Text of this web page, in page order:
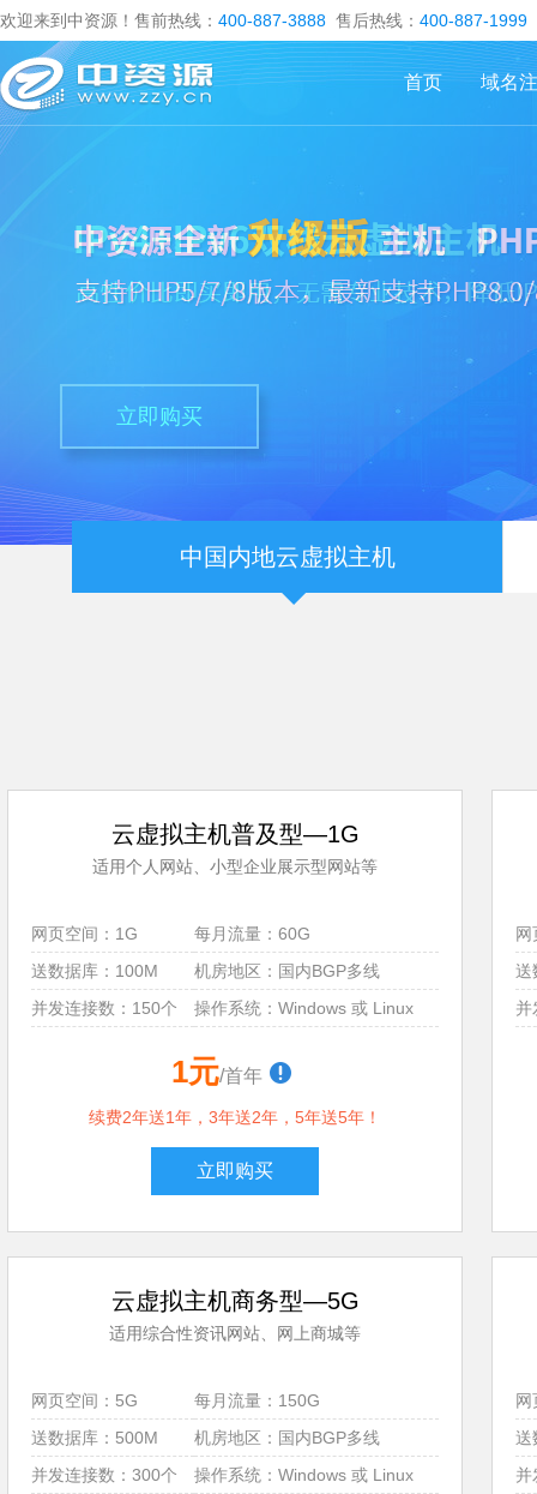
欢迎来到中资源！售前热线： 400-887-3888 售后热线： 400-887-1999
域名
首页
立即购买
中国内地云虚拟主机
云虚拟主机普及型—1G
适用个人网站、小型企业展示型网站等
网页空间：1G
每月流量：60G
送数据库：100M
机房地区：国内BGP多线
并发连接数：150个
操作系统：Windows 或 Linux
1元/首年
续费2年送1年，3年送2年，5年送5年！
立即购买
送
并
云虚拟主机商务型—5G
适用综合性资讯网站、网上商城等
网页空间：5G
每月流量：150G
送数据库：500M
机房地区：国内BGP多线
并发连接数：300个
操作系统：Windows 或 Linux
送
并